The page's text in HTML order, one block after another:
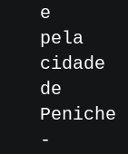
e
pela
cidade
de
Peniche
-